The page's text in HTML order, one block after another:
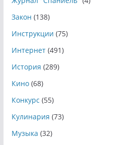
Закон (138)
Инструкции (75)
Интернет(491)
История (289)
Кино(68)
Конкурс (55)
Кулинария (73)
Музыка (32)